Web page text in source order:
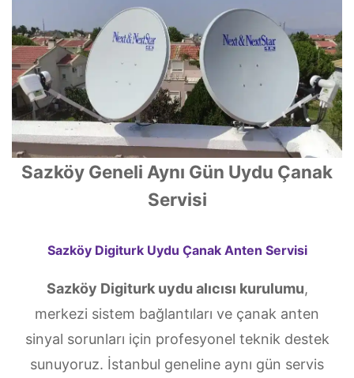
Sazköy Geneli Aynı Gün Uydu Çanak
Servisi
Sazköy Digiturk Uydu Çanak Anten Servisi
Sazköy Digiturk uydu alıcısı kurulumu,
merkezi sistem bağlantıları ve çanak anten
sinyal sorunları için profesyonel teknik destek
sunuyoruz. İstanbul geneline aynı gün servis